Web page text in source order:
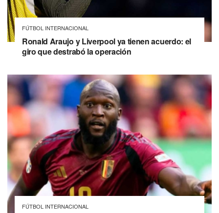
FÚTBOL INTERNACIONAL
Ronald Araujo y Liverpool ya tienen acuerdo: el
giro que destrabó la operación
FÚTBOL INTERNACIONAL